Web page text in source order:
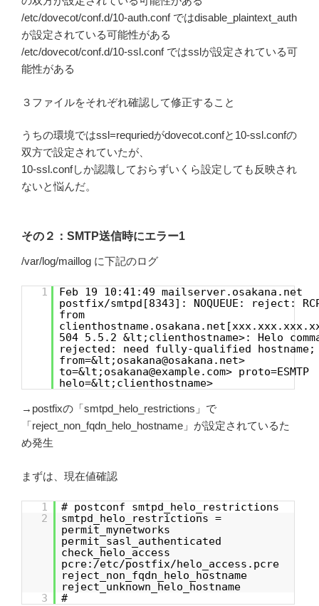
/etc/dovecot/conf.d/10-auth.conf ではdisable_plaintext_auth
が設定されている可能性がある
/etc/dovecot/conf.d/10-ssl.conf ではsslが設定されている可
能性がある
３ファイルをそれぞれ確認して修正すること
うちの環境ではssl=requriedがdovecot.confと10-ssl.confの
双方で設定されていたが、
10-ssl.confしか認識しておらずいくら設定しても反映され
ないと悩んだ。
その２：SMTP送信時にエラー1
/var/log/maillog に下記のログ
1
Feb 19 10:41:49 mailserver.osakana.net
postfix/smtpd[8343]: NOQUEUE: reject:
from
504 5.5.2 &lt;clienthostname>: Helo
rejected: need fully-qualified hostname;
from=&lt;osakana@osakana.net>
to=&lt;osakana@example.com> proto=ESMTP
helo=&lt;clienthostname>
→postfixの「smtpd_helo_restrictions」で
「reject_non_fqdn_helo_hostname」が設定されているた
め発生
まずは、現在値確認
1
# postconf smtpd_helo_restrictions
2
smtpd_helo_restrictions =
permit_mynetworks
permit_sasl_authenticated
check_helo_access
pcre:/etc/postfix/helo_access.pcre
reject_non_fqdn_helo_hostname
reject_unknown_helo_hostname
3
#